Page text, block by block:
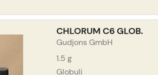
CHLORUM C6 GLOB.
Gudjons GmbH
1.5 g
Globuli